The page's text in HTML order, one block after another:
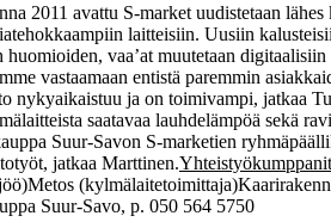
2011 avattu S-market uudistetaan
laitteisiin. Uusiin
vaa’at muutetaan
vastaamaan entistä paremmin
nykyaikaistuu ja on toimivampi, jatkaa
saatavaa lauhdelämpöä sekä
Suur-Savon S-marketien
jatkaa Marttinen.
Metos (kylmälaitetoimittaja)
Suur-Savo, p. 050 564 5750